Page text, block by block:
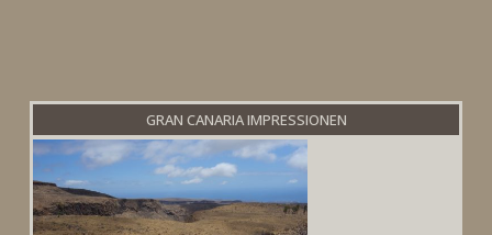
GRAN CANARIA IMPRESSIONEN